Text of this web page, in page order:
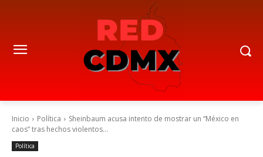
Inicio Política
Sheinbaum acusa intento de mostrar un “México en
caos” tras hechos violentos...
Política